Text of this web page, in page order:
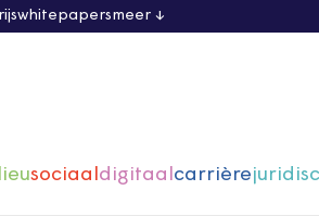
whitepapersmeer
sociaaldigitaalcarrière